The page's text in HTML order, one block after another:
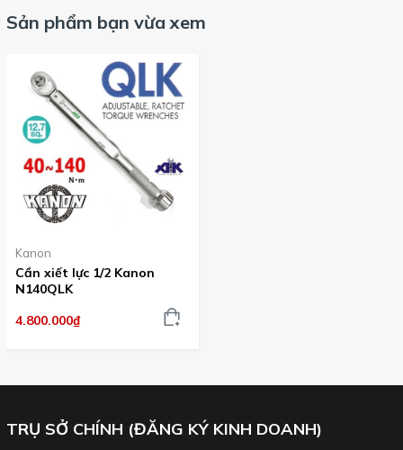
Cờ lê lực mã số N1400QLK
đầu năm 2016
Với các sản phẩm dùng cho sửa chữa xe máy, tham khảo các
loại bên dưới:
Với các yêu cầu lực xiết khác, vui lòng tham khảo:
tham khảo
Sản phẩm bạn vừa xem
Kanon
Cần xiết lực 1/2 Kanon
N140QLK
4.800.000₫
TRỤ SỞ CHÍNH (ĐĂNG KÝ KINH DOANH)